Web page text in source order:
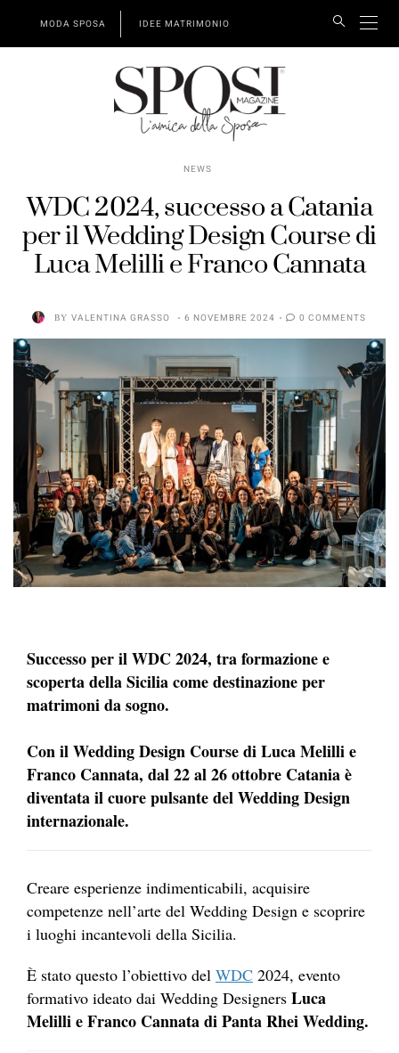
MODA SPOSA IDEE MATRIMONIO
NEWS
WDC 2024, successo a Catania
per il Wedding Design Course di
Luca Melilli e Franco Cannata
BY VALENTINA GRASSO 6 NOVEMBRE 2024 0 COMMENTS
Successo per il WDC 2024, tra formazione e
scoperta della Sicilia come destinazione per
matrimoni da sogno.
Con il Wedding Design Course di Luca Melilli e
Franco Cannata, dal 22 al 26 ottobre Catania è
diventata il cuore pulsante del Wedding Design
internazionale.
Creare esperienze indimenticabili, acquisire
competenze nell’arte del Wedding Design e scoprire
i luoghi incantevoli della Sicilia.
È stato questo l’obiettivo del WDC 2024, evento
formativo ideato dai Wedding Designers Luca
Melilli e Franco Cannata di Panta Rhei Wedding.